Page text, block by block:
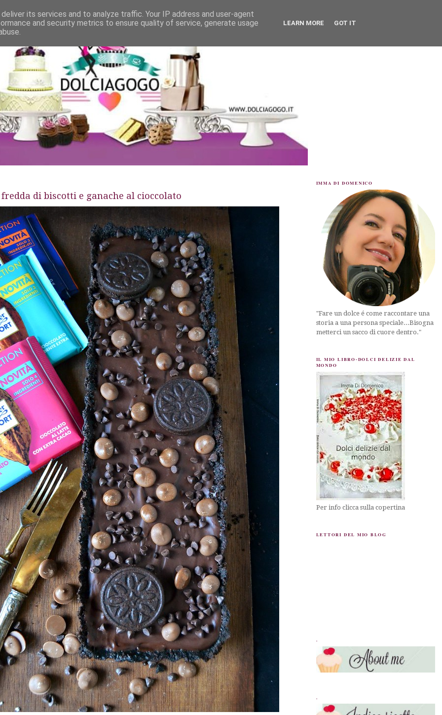
di biscotti e ganache al cioccolato
IMMA DI DOMENICO
"Fare un dolce é come raccontare una
storia a una persona speciale...Bisogna
metterci un sacco di cuore dentro."
IL MIO LIBRO-DOLCI DELIZIE DAL
MONDO
Per info clicca sulla copertina
LETTORI DEL MIO BLOG
.
.
its services and to analyze traffic. Your IP address and user-agent
and security metrics to ensure quality of service, generate usage
LEARN MORE GOT IT